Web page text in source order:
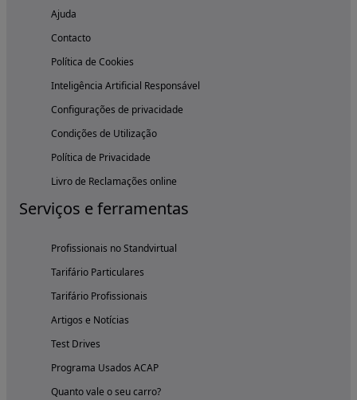
Ajuda
Contacto
Política de Cookies
Inteligência Artificial Responsável
Configurações de privacidade
Condições de Utilização
Política de Privacidade
Livro de Reclamações online
Serviços e ferramentas
Profissionais no Standvirtual
Tarifário Particulares
Tarifário Profissionais
Artigos e Notícias
Test Drives
Programa Usados ACAP
Quanto vale o seu carro?